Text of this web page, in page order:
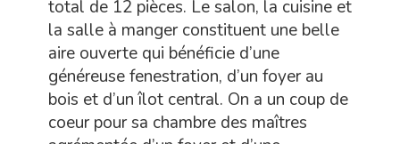
total de 12 pièces. Le salon, la cuisine et
la salle à manger constituent une belle
aire ouverte qui bénéficie d’une
généreuse fenestration, d’un foyer au
bois et d’un îlot central. On a un coup de
coeur pour sa chambre des maîtres